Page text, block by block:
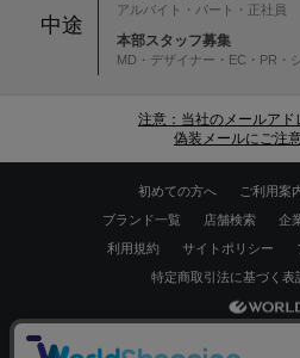
中途
アルバイト・パート・正社員
本部スタッフ募集
MD・デザイナー・EC・PR・
注意：当社のメールアド
偽装メールにご注
初めての方へ
ご利用案
ブランド一覧
店舗検索 企
利用規約
サイトポリシー
特定商取引法に基づく表